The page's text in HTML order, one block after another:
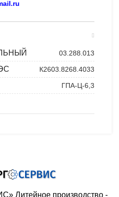
03.288.013
К2603.8268.4033
ГПА-Ц-6,3
​Литейное производство -